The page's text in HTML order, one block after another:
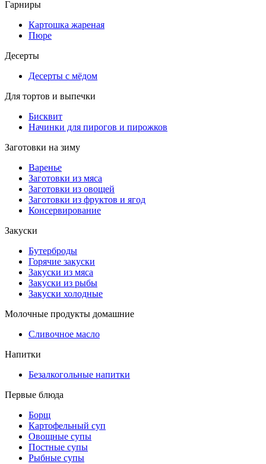
Гарниры
Картошка жареная
Пюре
Десерты
Десерты с мёдом
Для тортов и выпечки
Бисквит
Начинки для пирогов и пирожков
Заготовки на зиму
Варенье
Заготовки из мяса
Заготовки из овощей
Заготовки из фруктов и ягод
Консервирование
Закуски
Бутерброды
Горячие закуски
Закуски из мяса
Закуски из рыбы
Закуски холодные
Молочные продукты домашние
Сливочное масло
Напитки
Безалкогольные напитки
Первые блюда
Борщ
Картофельный суп
Овощные супы
Постные супы
Рыбные супы